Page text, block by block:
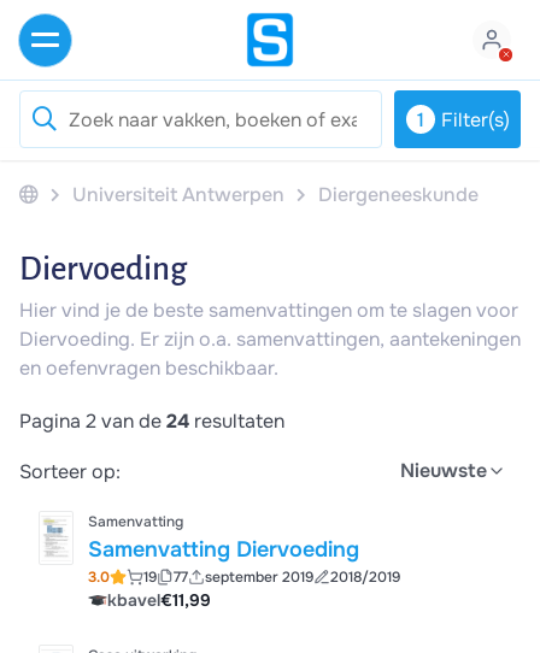
Universiteit Antwerpen Diergeneeskunde
1 Filter(s)
Diervoeding
Hier vind je de beste samenvattingen om te slagen voor
Diervoeding. Er zijn o.a. samenvattingen, aantekeningen
en oefenvragen beschikbaar.
Pagina 2 van de24 resultaten
Sorteer op:
Nieuwste
Samenvatting
Samenvatting Diervoeding
3.0 19 77 september 2019 2018/2019
kbavel€11,99